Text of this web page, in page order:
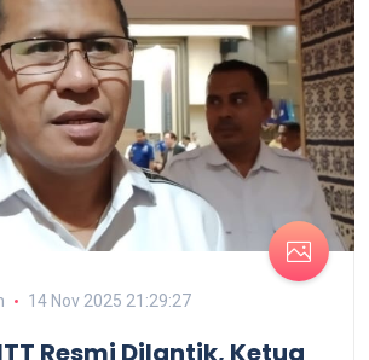
14 Nov 2025 21:29:27
Resmi Dilantik, Ketua